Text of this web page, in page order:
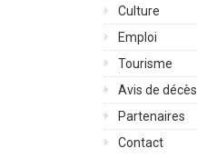
Culture
Emploi
Tourisme
Avis de décès
Partenaires
Contact